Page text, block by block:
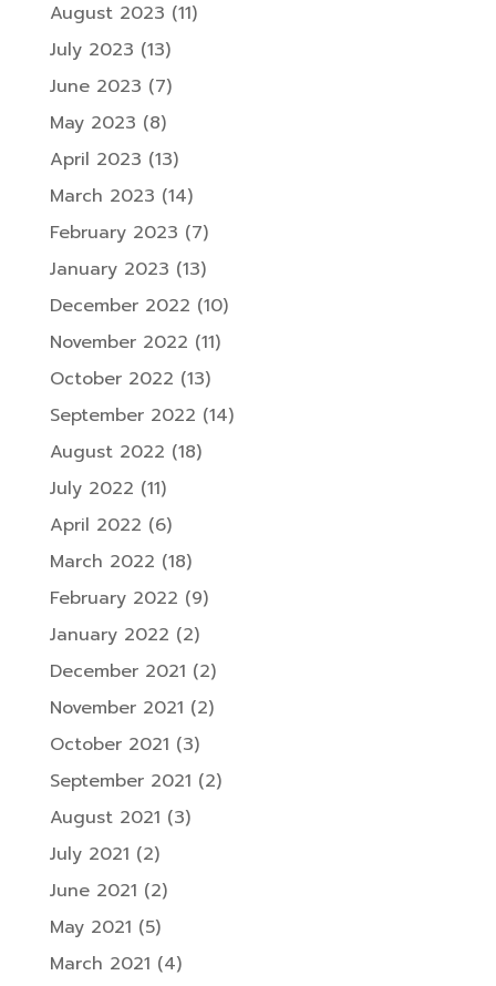
August 2023 (11)
July 2023 (13)
June 2023 (7)
May 2023 (8)
April 2023 (13)
March 2023 (14)
February 2023 (7)
January 2023 (13)
December 2022 (10)
November 2022 (11)
October 2022 (13)
September 2022 (14)
August 2022 (18)
July 2022 (11)
April 2022 (6)
March 2022 (18)
February 2022 (9)
January 2022 (2)
December 2021 (2)
November 2021 (2)
October 2021 (3)
September 2021 (2)
August 2021 (3)
July 2021 (2)
June 2021 (2)
May 2021 (5)
March 2021 (4)